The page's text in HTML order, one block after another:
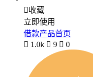
收藏
立即使用
借款产品首页
 1.0k  9  0